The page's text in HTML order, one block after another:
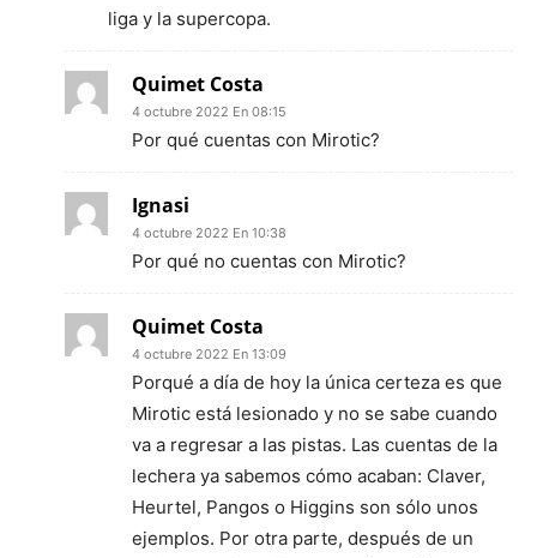
liga y la supercopa.
Quimet Costa
4 octubre 2022 En 08:15
Por qué cuentas con Mirotic?
Ignasi
4 octubre 2022 En 10:38
Por qué no cuentas con Mirotic?
Quimet Costa
4 octubre 2022 En 13:09
Porqué a día de hoy la única certeza es que
Mirotic está lesionado y no se sabe cuando
va a regresar a las pistas. Las cuentas de la
lechera ya sabemos cómo acaban: Claver,
Heurtel, Pangos o Higgins son sólo unos
ejemplos. Por otra parte, después de un